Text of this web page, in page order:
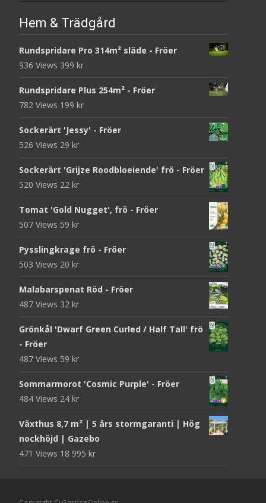
Hem & Trädgård
Rundspridare Pro 314m² släde - Fröer
936 Views 399 kr
Rundspridare Plus 254m² - Fröer
782 Views 199 kr
Sockerärt 'Jessy' - Fröer
526 Views 29 kr
Sockerärt 'Grijze Roodbloeiende' frö - Fröer
520 Views 22 kr
Tomat 'Gold Nugget', frö - Fröer
507 Views 59 kr
Pysslingkrage frö - Fröer
503 Views 20 kr
Malabarspenat Röd - Fröer
487 Views 32 kr
Grönkål 'Dwarf Green Curled / Half Tall' frö
- Fröer
487 Views 59 kr
Sommarmorot 'Cosmic Purple' - Fröer
484 Views 24 kr
Växthus 8,7 m² | 5 års stormgaranti | Hög
nockhöjd | Gazebo
471 Views 18 995 kr